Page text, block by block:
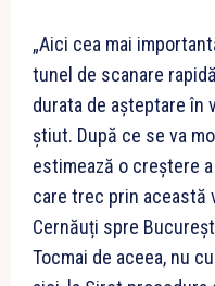
„Aici cea mai
tunel de scanare
durata de așteptare în
știut. După ce se va
estimează o creștere
care trec prin această
Cernăuți spre
Tocmai de aceea, nu